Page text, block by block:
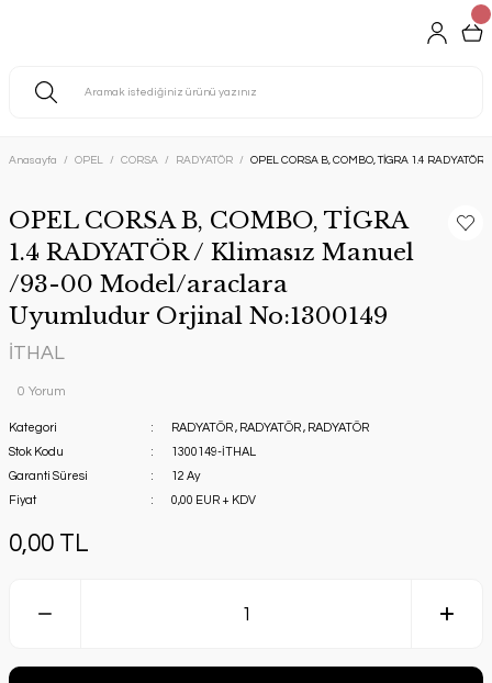
Anasayfa OPEL CORSA RADYATÖR OPEL CORSA B, COMBO, TİGRA 1.4
OPEL CORSA B, COMBO, TİGRA
1.4 RADYATÖR / Klimasız Manuel
/93-00 Model/araclara
Uyumludur Orjinal No:1300149
İTHAL
0 Yorum
Kategori RADYATÖR , RADYATÖR , RADYATÖR
Stok Kodu
1300149-İTHAL
Garanti Süresi
12 Ay
Fiyat
0,00 EUR + KDV
0,00 TL